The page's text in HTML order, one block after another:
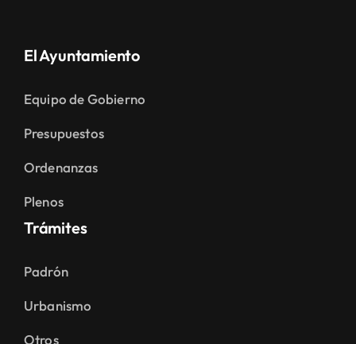
El Ayuntamiento
Equipo de Gobierno
Presupuestos
Ordenanzas
Plenos
Trámites
Padrón
Urbanismo
Otros